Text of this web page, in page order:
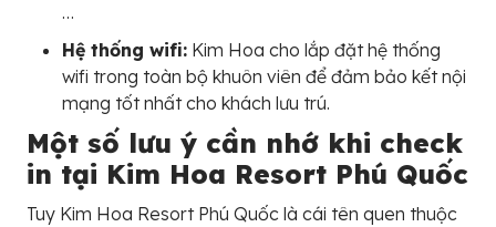
…
Hệ thống wifi: Kim Hoa cho lắp đặt hệ thống
wifi trong toàn bộ khuôn viên để đảm bảo kết nội
mạng tốt nhất cho khách lưu trú.
Một số lưu ý cần nhớ khi check
in tại Kim Hoa Resort Phú Quốc
Tuy Kim Hoa Resort Phú Quốc là cái tên quen thuộc